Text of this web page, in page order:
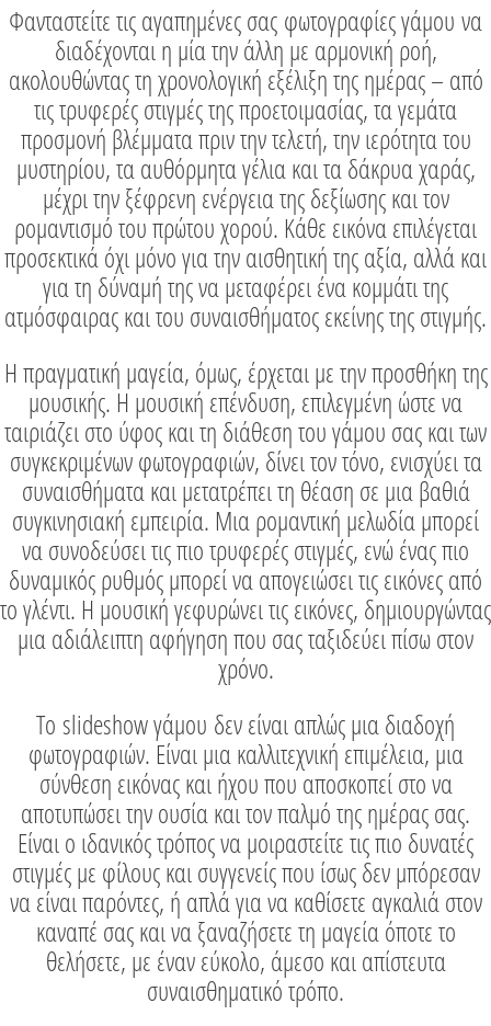
Φανταστείτε τις αγαπημένες σας φωτογραφίες γάμου να
διαδέχονται η μία την άλλη με αρμονική ροή,
ακολουθώντας τη χρονολογική εξέλιξη της ημέρας – από
τις τρυφερές στιγμές της προετοιμασίας, τα γεμάτα
προσμονή βλέμματα πριν την τελετή, την ιερότητα του
μυστηρίου, τα αυθόρμητα γέλια και τα δάκρυα χαράς,
μέχρι την ξέφρενη ενέργεια της δεξίωσης και τον
ρομαντισμό του πρώτου χορού. Κάθε εικόνα επιλέγεται
προσεκτικά όχι μόνο για την αισθητική της αξία, αλλά και
για τη δύναμή της να μεταφέρει ένα κομμάτι της
ατμόσφαιρας και του συναισθήματος εκείνης της στιγμής.
Η πραγματική μαγεία, όμως, έρχεται με την προσθήκη της
μουσικής. Η μουσική επένδυση, επιλεγμένη ώστε να
ταιριάζει στο ύφος και τη διάθεση του γάμου σας και των
συγκεκριμένων φωτογραφιών, δίνει τον τόνο, ενισχύει τα
συναισθήματα και μετατρέπει τη θέαση σε μια βαθιά
συγκινησιακή εμπειρία. Μια ρομαντική μελωδία μπορεί
να συνοδεύσει τις πιο τρυφερές στιγμές, ενώ ένας πιο
δυναμικός ρυθμός μπορεί να απογειώσει τις εικόνες από
το γλέντι. Η μουσική γεφυρώνει τις εικόνες, δημιουργώντας
μια αδιάλειπτη αφήγηση που σας ταξιδεύει πίσω στον
χρόνο.
Το slideshow γάμου δεν είναι απλώς μια διαδοχή
φωτογραφιών. Είναι μια καλλιτεχνική επιμέλεια, μια
σύνθεση εικόνας και ήχου που αποσκοπεί στο να
αποτυπώσει την ουσία και τον παλμό της ημέρας σας.
Είναι ο ιδανικός τρόπος να μοιραστείτε τις πιο δυνατές
στιγμές με φίλους και συγγενείς που ίσως δεν μπόρεσαν
να είναι παρόντες, ή απλά για να καθίσετε αγκαλιά στον
καναπέ σας και να ξαναζήσετε τη μαγεία όποτε το
θελήσετε, με έναν εύκολο, άμεσο και απίστευτα
συναισθηματικό τρόπο.